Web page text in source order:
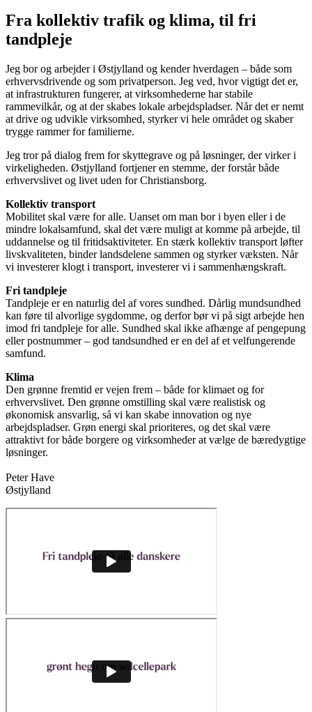
Fra kollektiv trafik og klima, til fri
tandpleje
Jeg bor og arbejder i Østjylland og kender hverdagen – både som
erhvervsdrivende og som privatperson. Jeg ved, hvor vigtigt det er,
at infrastrukturen fungerer, at virksomhederne har stabile
rammevilkår, og at der skabes lokale arbejdspladser. Når det er nemt
at drive og udvikle virksomhed, styrker vi hele området og skaber
trygge rammer for familierne.
Jeg tror på dialog frem for skyttegrave og på løsninger, der virker i
virkeligheden. Østjylland fortjener en stemme, der forstår både
erhvervslivet og livet uden for Christiansborg.
Kollektiv transport
Mobilitet skal være for alle. Uanset om man bor i byen eller i de
mindre lokalsamfund, skal det være muligt at komme på arbejde, til
uddannelse og til fritidsaktiviteter. En stærk kollektiv transport løfter
livskvaliteten, binder landsdelene sammen og styrker væksten. Når
vi investerer klogt i transport, investerer vi i sammenhængskraft.
Fri tandpleje
Tandpleje er en naturlig del af vores sundhed. Dårlig mundsundhed
kan føre til alvorlige sygdomme, og derfor bør vi på sigt arbejde hen
imod fri tandpleje for alle. Sundhed skal ikke afhænge af pengepung
eller postnummer – god tandsundhed er en del af et velfungerende
samfund.
Klima
Den grønne fremtid er vejen frem – både for klimaet og for
erhvervslivet. Den grønne omstilling skal være realistisk og
økonomisk ansvarlig, så vi kan skabe innovation og nye
arbejdspladser. Grøn energi skal prioriteres, og det skal være
attraktivt for både borgere og virksomheder at vælge de bæredygtige
løsninger.
Peter Have
Østjylland